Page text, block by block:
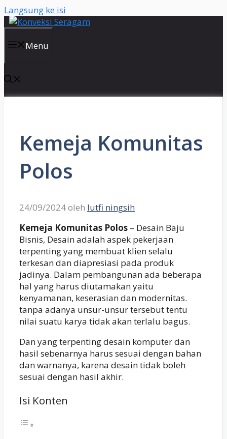
Langsung ke isi
Menu
Kemeja Komunitas
Polos
24/09/2024oleh lutfi ningsih
Kemeja Komunitas Polos – Desain Baju
Bisnis, Desain adalah aspek pekerjaan
terpenting yang membuat klien selalu
terkesan dan diapresiasi pada produk
jadinya. Dalam pembangunan ada beberapa
hal yang harus diutamakan yaitu
kenyamanan, keserasian dan modernitas.
tanpa adanya unsur-unsur tersebut tentu
nilai suatu karya tidak akan terlalu bagus.
Dan yang terpenting desain komputer dan
hasil sebenarnya harus sesuai dengan bahan
dan warnanya, karena desain tidak boleh
sesuai dengan hasil akhir.
Isi Konten